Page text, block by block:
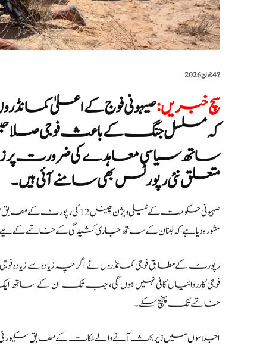
?️4 جون 2026
سچ خبریں:صیہونی فوج کے اعلیٰ
کہ مسلسل جنگ کے باعث فوجی صلاحیتیں
ساتھ سیاسی معاہدے کی ضرورت پر
متعلق نئی رپورٹس بھی سامنے آئی ہیں۔
صہیونی حکومت کے ٹیلی ویژن
مشورہ دیا ہے کہ لبنان کے ساتھ جاری کشیدگی کے خاتمے کے لیے
رپورٹ کے مطابق فوجی کمانڈروں نے اگرچہ زیادہ سے زیادہ
فوجی کارروائیاں کافی نہیں ہوں گی، جب تک ان کے ساتھ
خاتمے تک پہنچ سکے۔
اجلاسوں میں زیر بحث آنے والے نکات کے مطابق